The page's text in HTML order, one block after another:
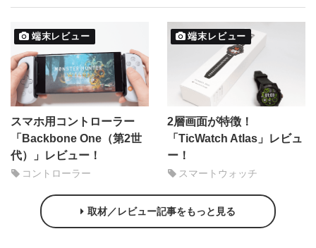
端末レビュー
スマホ用コントローラー
「Backbone One（第2世
代）」レビュー！
コントローラー
端末レビュー
2層画面が特徴！
「TicWatch Atlas」レビュ
ー！
スマートウォッチ
取材／レビュー記事をもっと見る